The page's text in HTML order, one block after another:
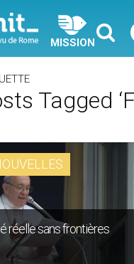
MISSION
Tagged
réelle sans frontières